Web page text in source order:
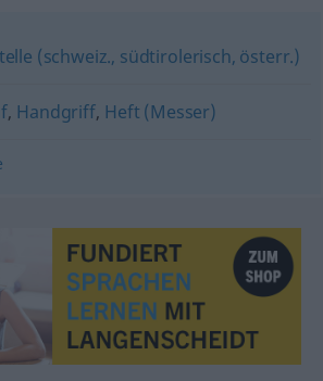
(schweiz., südtirolerisch, österr.)
, Handgriff, Heft (Messer)